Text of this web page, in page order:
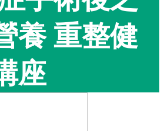
養 重整健
座